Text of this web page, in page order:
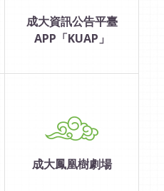
成大資訊公告平臺
APP「KUAP」
成大鳳凰樹劇場